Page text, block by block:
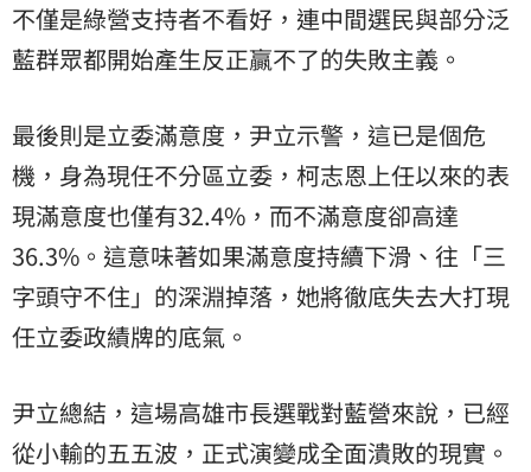
不僅是綠營支持者不看好，連中間選民與部分泛
藍群眾都開始產生反正贏不了的失敗主義。
最後則是立委滿意度，尹立示警，這已是個危
機，身為現任不分區立委，柯志恩上任以來的表
現滿意度也僅有32.4%，而不滿意度卻高達
36.3%。這意味著如果滿意度持續下滑、往「三
字頭守不住」的深淵掉落，她將徹底失去大打現
任立委政績牌的底氣。
尹立總結，這場高雄市長選戰對藍營來說，已經
從小輸的五五波，正式演變成全面潰敗的現實。